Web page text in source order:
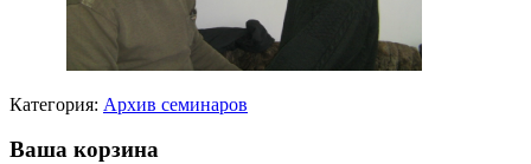
Категория: Архив семинаров
Ваша корзина